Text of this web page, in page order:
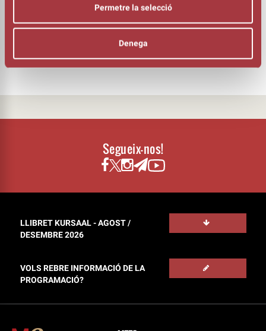
Permetre la selecció
Denega
Ramon Pujol
Segueix-nos!
LLIBRET KURSAAL - AGOST /
DESEMBRE 2026
VOLS REBRE INFORMACIÓ DE LA
PROGRAMACIÓ?